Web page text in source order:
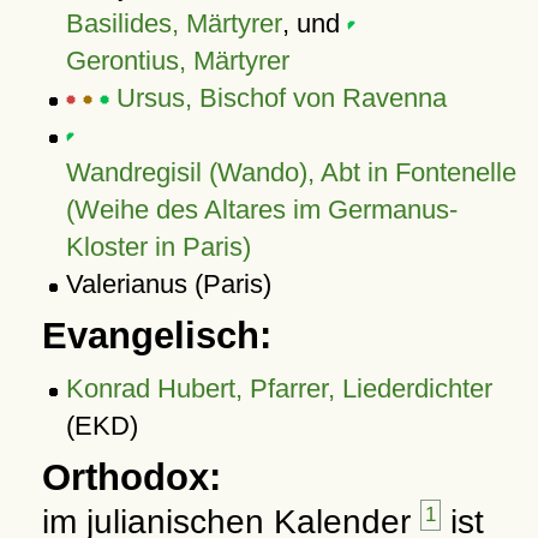
Basilides, Märtyrer, und
Gerontius, Märtyrer
Ursus, Bischof von Ravenna
Wandregisil (Wando), Abt in Fontenelle
(Weihe des Altares im Germanus-
Kloster in Paris)
Valerianus (Paris)
Evangelisch:
Konrad Hubert, Pfarrer, Liederdichter
(EKD)
Orthodox:
im julianischen Kalender 1 ist